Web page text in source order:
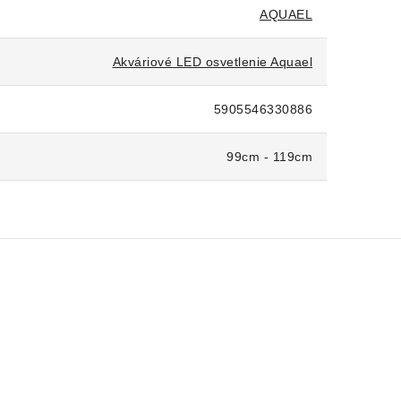
AQUAEL
Akváriové LED osvetlenie Aquael
5905546330886
99cm - 119cm